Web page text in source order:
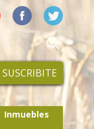
SUSCRIBITE
Inmuebles